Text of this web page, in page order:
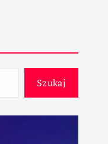
Szukaj